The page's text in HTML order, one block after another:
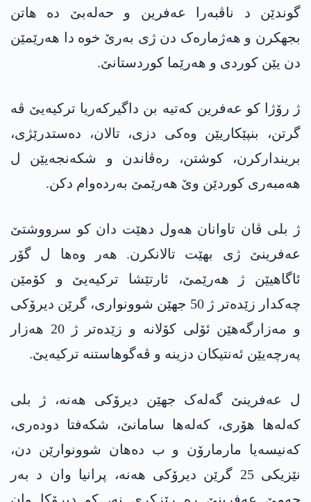
گوندێن د ناڤبەرا عەفرین و حەلەبێ دە ھاتن
بجھکرن و هەژمارەک دن ژی بەرێ خوە دا ھەرێمێن
دن یێن کوردی و ھەرێما کوردستانێ.
ژ رۆژا کو عەفرین کەتیە بن داگیرکەریا ترکیەیێ ڤە
گرتن، بنپێکاریێن وەکی دزی، تالان، دەستدرێژی،
بریندارکرن، کوشتن، رەڤاندن و شکەنجەیێن ل
ھەمبەری کوردێن وێ ھەرێمێ بەردەوام دکن.
ژ بلی ڤان تاوانان ھەول دهێت دان کو سرووشتێ
عەفرینێ ژی بهێت تالانکرن. هەر وەها ل گۆر
ئاگاهیێن ژ هەرێمێ، ئارتێشا ترکیەیێ و کۆمێن
چەکدار زێدەتر ژ 50 جھێن شوونواری، گرێن دیرۆکی
و مەزارگەھێن ئۆلی کۆلانە و زێدەتر ژ 20 ھەزار
پەرچەیێن ئەنتیکان دزینە و ڤەگوھاستنە ترکیەیێ.
ل عەفرینێ گەلەک جھێن دیرۆکی ھەنە، ژ بلی
کەلەھا ھۆری، کەلەھا سامانێ، شکەفتا دودەری،
کەنیسەیا مارمارۆن و ب دەھان شوونوارێن دن،
نێزیکی 25 گرێن دیرۆکی ھەنە، پرانیا وان د بەر